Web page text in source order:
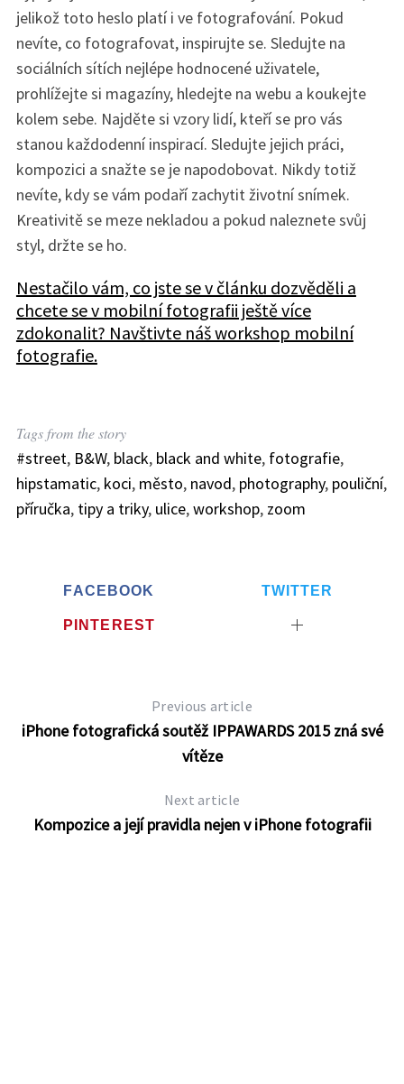
jelikož toto heslo platí i ve fotografování. Pokud
nevíte, co fotografovat, inspirujte se. Sledujte na
sociálních sítích nejlépe hodnocené uživatele,
prohlížejte si magazíny, hledejte na webu a koukejte
kolem sebe. Najděte si vzory lidí, kteří se pro vás
stanou každodenní inspirací. Sledujte jejich práci,
kompozici a snažte se je napodobovat. Nikdy totiž
nevíte, kdy se vám podaří zachytit životní snímek.
Kreativitě se meze nekladou a pokud naleznete svůj
styl, držte se ho.
Nestačilo vám, co jste se v článku dozvěděli a
chcete se v mobilní fotografii ještě více
zdokonalit? Navštivte náš workshop mobilní
fotografie.
Tags from the story
#street, B&W, black, black and white, fotografie,
hipstamatic, koci, město, navod, photography, pouliční,
příručka, tipy a triky, ulice,workshop, zoom
FACEBOOK TWITTER
PINTEREST
Previous article
iPhone fotografická soutěž IPPAWARDS 2015 zná své
vítěze
Next article
Kompozice a její pravidla nejen v iPhone fotografii